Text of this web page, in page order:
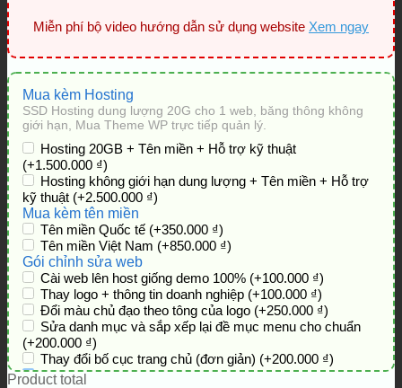
Miễn phí bộ video hướng dẫn sử dụng website Xem ngay
Mua kèm Hosting
SSD Hosting dung lượng 20G cho 1 web, băng thông không
giới hạn, Mua Theme WP trực tiếp quản lý.
Hosting 20GB + Tên miền + Hỗ trợ kỹ thuật
(+1.500.000 ₫)
Hosting không giới hạn dung lượng + Tên miền + Hỗ trợ
kỹ thuật (+2.500.000 ₫)
Mua kèm tên miền
Tên miền Quốc tế (+350.000 ₫)
Tên miền Việt Nam (+850.000 ₫)
Gói chỉnh sửa web
Cài web lên host giống demo 100% (+100.000 ₫)
Thay logo + thông tin doanh nghiệp (+100.000 ₫)
Đổi màu chủ đạo theo tông của logo (+250.000 ₫)
Sửa danh mục và sắp xếp lại đề mục menu cho chuẩn
(+200.000 ₫)
Thay đổi bố cục trang chủ (đơn giản) (+200.000 ₫)
Thêm các nút liên hệ nhanh(+0 ₫)
Product total